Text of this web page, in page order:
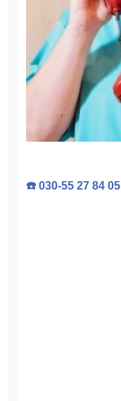
☎️ 030-55 27 84 05